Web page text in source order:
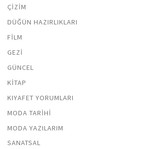
ÇIZIM
DÜĞÜN HAZIRLIKLARI
FILM
GEZI
GÜNCEL
KITAP
KIYAFET YORUMLARI
MODA TARIHI
MODA YAZILARIM
SANATSAL